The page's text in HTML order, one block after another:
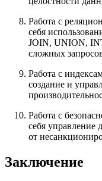
Работа с
себя
JOIN, UNION,
сложных
Работа с
создание и
Работа с
себя
от
Заключение